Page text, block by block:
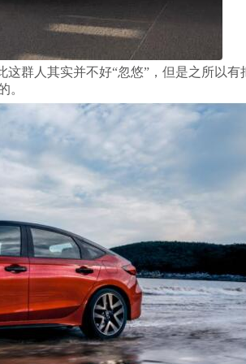
群人其实并不好“忽悠”，但是之所以有
。